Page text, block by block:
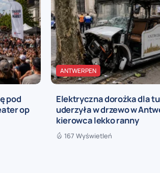
pod
op
ANTWERPEN
Elektryczna dorożka dla
uderzyła w drzewo w
kierowca lekko ranny
167 Wyświetleń